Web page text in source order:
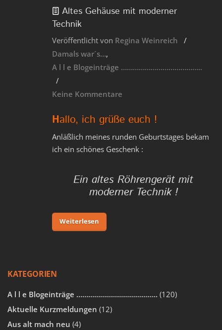
Altes Gehäuse mit moderner
Technik
Veröffentlicht von Regina Weinreich
Damals war´s…
A l l e Blogeinträge …………………………………..
Keine Kommentare
Hallo, ich grüße euch !
Anläßlich meines runden Geburtstages bekam
ich ein schönes Geschenk :
Ein altes Röhrengerät mit
moderner Technik !
Weiterlesen
KATEGORIEN
A l l e Blogeinträge ………………………………….. (120)
Aktuelle Kurzmeldungen (12)
Aus alt mach neu (4)